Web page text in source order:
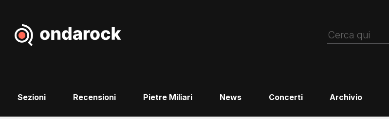
Sezioni Recensioni Pietre Miliari News Concerti Archivio